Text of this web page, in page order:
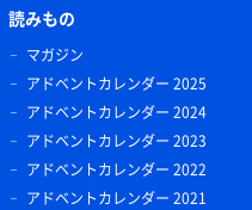
読みもの
マガジン
アドベントカレンダー 2025
アドベントカレンダー 2024
アドベントカレンダー 2023
アドベントカレンダー 2022
アドベントカレンダー 2021